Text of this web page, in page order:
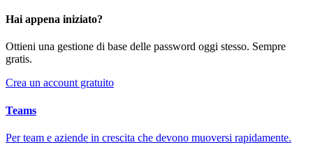
Hai appena iniziato?
Ottieni una gestione di base delle password oggi stesso. Sempre
gratis.
Crea un account gratuito
Teams
Per team e aziende in crescita che devono muoversi rapidamente.